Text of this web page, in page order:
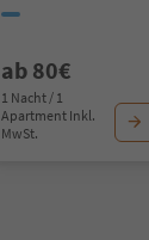
ab 80€
1 Nacht / 1
Apartment Inkl.
MwSt.